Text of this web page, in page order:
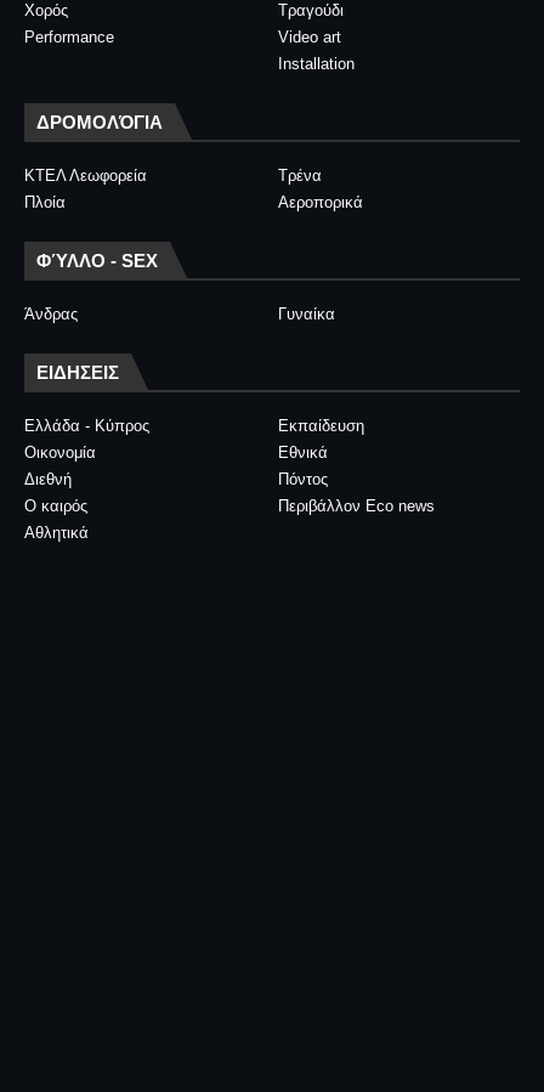
Τραγούδι
Χορός
Video art
Performance
Installation
ΔΡΟΜΟΛΌΓΙΑ
ΚΤΕΛ Λεωφορεία
Τρένα
Πλοία
Αεροπορικά
ΦΎΛΛΟ - SEX
Άνδρας Γυναίκα
ΕΙΔΗΣΕΙΣ
Ελλάδα - Κύπρος
Εκπαίδευση
Οικονομία
Εθνικά
Διεθνή
Πόντος
Ο καιρός
Περιβάλλον Eco news
Αθλητικά